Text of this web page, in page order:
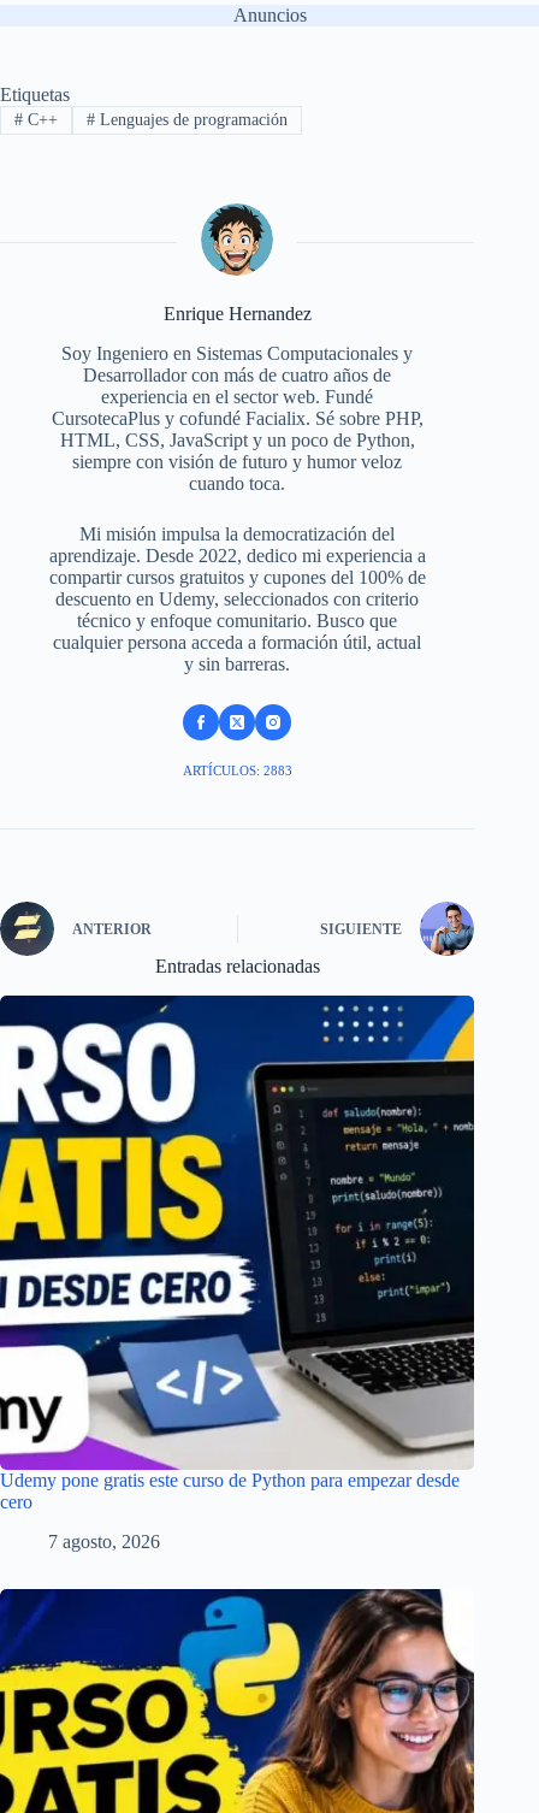
Anuncios
Etiquetas
#C++ #Lenguajes de programación
Enrique Hernandez
Soy Ingeniero en Sistemas Computacionales y
Desarrollador con más de cuatro años de
experiencia en el sector web. Fundé
CursotecaPlus y cofundé Facialix. Sé sobre PHP,
HTML, CSS, JavaScript y un poco de Python,
siempre con visión de futuro y humor veloz
cuando toca.
Mi misión impulsa la democratización del
aprendizaje. Desde 2022, dedico mi experiencia a
compartir cursos gratuitos y cupones del 100% de
descuento en Udemy, seleccionados con criterio
técnico y enfoque comunitario. Busco que
cualquier persona acceda a formación útil, actual
y sin barreras.
ARTÍCULOS: 2883
ANTERIOR SIGUIENTE
Entradas relacionadas
Udemy pone gratis este curso de Python para empezar desde
cero
7 agosto, 2026